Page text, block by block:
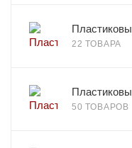
22 ТОВАРА
50 ТОВАРОВ